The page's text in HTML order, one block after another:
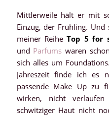
Mittlerweile hält er mit
Einzug, der Frühling.
meiner ReiheTop 5 for
und Parfumswaren
sich alles um
Jahreszeit finde ich es
passende Make Up zu
wirken, nicht
schwitziger Haut nicht